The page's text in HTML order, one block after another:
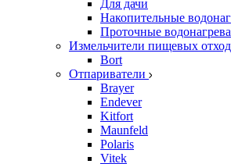
Для дачи
Накопительные
Проточные
Измельчители пищевых
Bort
Отпариватели
Brayer
Endever
Kitfort
Maunfeld
Polaris
Vitek